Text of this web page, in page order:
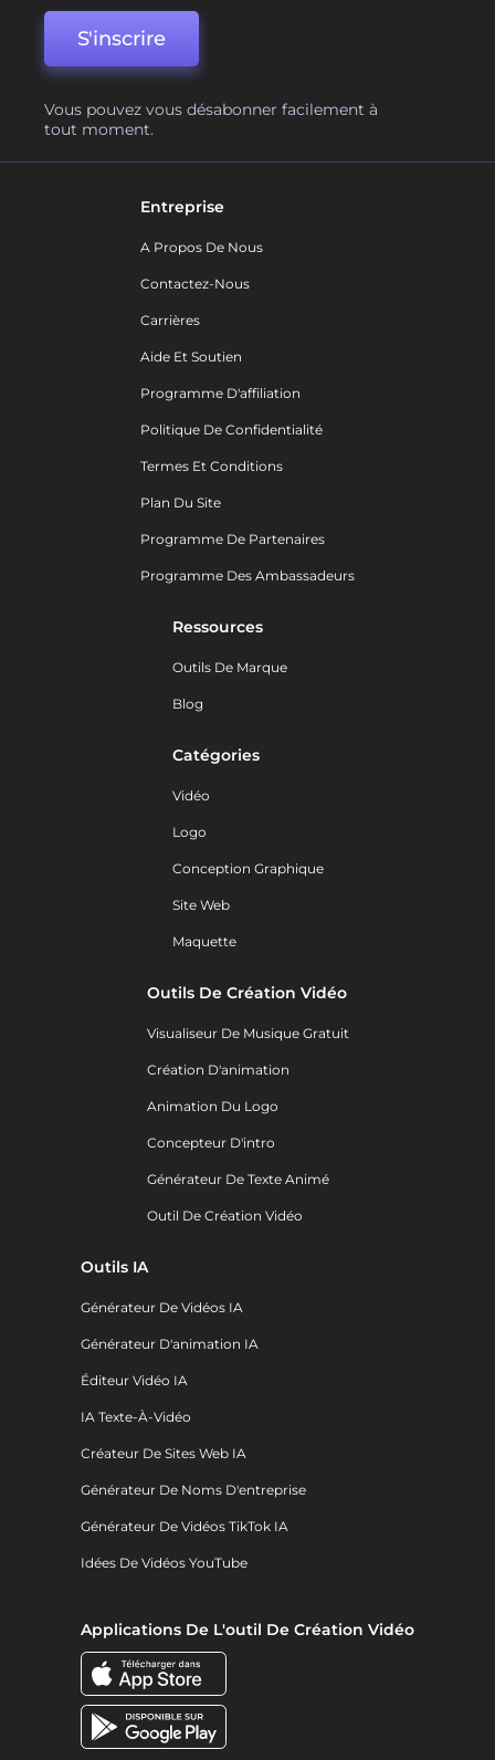
S'inscrire
Vous pouvez vous désabonner facilement à
tout moment.
Entreprise
A Propos De Nous
Contactez-Nous
Carrières
Aide Et Soutien
Programme D'affiliation
Politique De Confidentialité
Termes Et Conditions
Plan Du Site
Programme De Partenaires
Programme Des Ambassadeurs
Ressources
Outils De Marque
Blog
Catégories
Vidéo
Logo
Conception Graphique
Site Web
Maquette
Outils De Création Vidéo
Visualiseur De Musique Gratuit
Création D'animation
Animation Du Logo
Concepteur D'intro
Générateur De Texte Animé
Outil De Création Vidéo
Outils IA
Générateur De Vidéos IA
Générateur D'animation IA
Éditeur Vidéo IA
IA Texte-À-Vidéo
Créateur De Sites Web IA
Générateur De Noms D'entreprise
Générateur De Vidéos TikTok IA
Idées De Vidéos YouTube
Applications De L'outil De Création Vidéo